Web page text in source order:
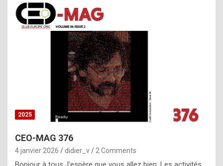
h
i
s
t
o
r
p
e
2025
CEO-MAG 376
4 janvier 2026 didier_v 2 Comments